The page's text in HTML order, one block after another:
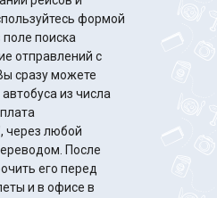
формой
поиска
отправлений с
из числа
через любой
После
его перед
и в офисе в